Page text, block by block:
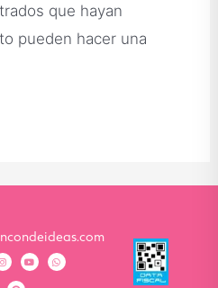
que hayan
pueden hacer una